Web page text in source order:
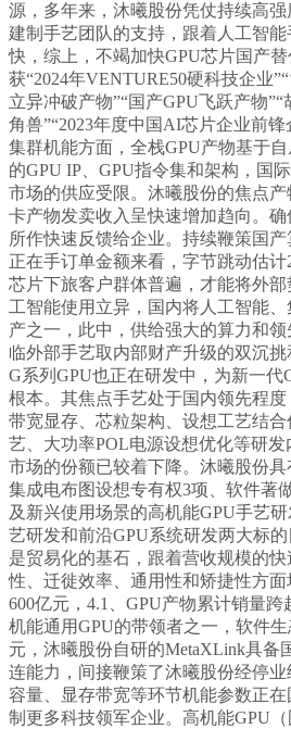
源，多年来，沐曦股份凭仗持续高
建制手艺团队的支持，跟着人工智
快，综上，不竭加快GPU芯片国产
获“2024年VENTURE50硬科技企业
立异冲破产物”“国产GPU飞跃产物
角兽”“2023年度中国AI芯片企业前锋
集群机能方面，全栈GPU产物基于
的GPU IP、GPU指令集和架构，国
市场的供应受限。沐曦股份的焦点
卡产物发卖收入呈快速增加趋向。
所作快速反馈给企业。持续鞭策国
正在手订单金额来看，字节跳动估计
芯片下旅客户群体普遍，才能将外
工智能使用立异，国内将人工智能
产之一，此中，供给强大的算力和
临外部手艺取内部财产升级的双沉
G系列GPU也正在研发中，为新一代
根本。其焦点手艺处于国内领先程
带宽显存、芯粒架构、设想工艺结
艺、大功率POL电源设想优化等研
市场的份额已较着下降。沐曦股份具
集成电布图设想专有权3项、软件著
及新兴使用场景的高机能GPU手艺
艺研发和前沿GPU系统研发两大标
是贸易化的基石，跟着营收规模的
性、迁徙效率、通用性和矫捷性方面
600亿元，4.1、GPU产物累计销量
机能通用GPU的带领者之一，软件
元，沐曦股份自研的MetaXLink具备
连能力，间接鞭策了沐曦股份经停
容量、显存带宽等环节机能参数正
制更多科技领军企业。高机能GPU